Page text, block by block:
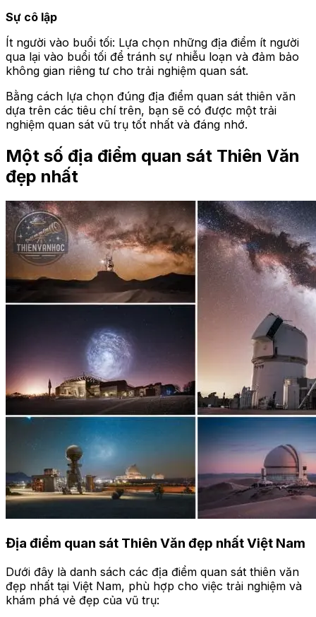
Sự cô lập
Ít người vào buổi tối: Lựa chọn những địa điểm ít người
qua lại vào buổi tối để tránh sự nhiễu loạn và đảm bảo
không gian riêng tư cho trải nghiệm quan sát.
Bằng cách lựa chọn đúng địa điểm quan sát thiên văn
dựa trên các tiêu chí trên, bạn sẽ có được một trải
nghiệm quan sát vũ trụ tốt nhất và đáng nhớ.
Một số địa điểm quan sát Thiên Văn
đẹp nhất
Địa điểm quan sát Thiên Văn đẹp nhất Việt Nam
Dưới đây là danh sách các địa điểm quan sát thiên văn
đẹp nhất tại Việt Nam, phù hợp cho việc trải nghiệm và
khám phá vẻ đẹp của vũ trụ: